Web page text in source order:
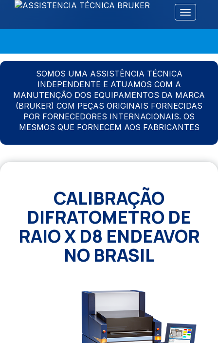
Alternar
SOMOS UMA ASSISTÊNCIA TÉCNICA
INDEPENDENTE E ATUAMOS COM A
MANUTENÇÃO DOS EQUIPAMENTOS DA MARCA
(BRUKER) COM PEÇAS ORIGINAIS FORNECIDAS
POR FORNECEDORES INTERNACIONAIS. OS
MESMOS QUE FORNECEM AOS FABRICANTES
CALIBRAÇÃO
DIFRATOMETRO DE
RAIO X D8 ENDEAVOR
NO BRASIL